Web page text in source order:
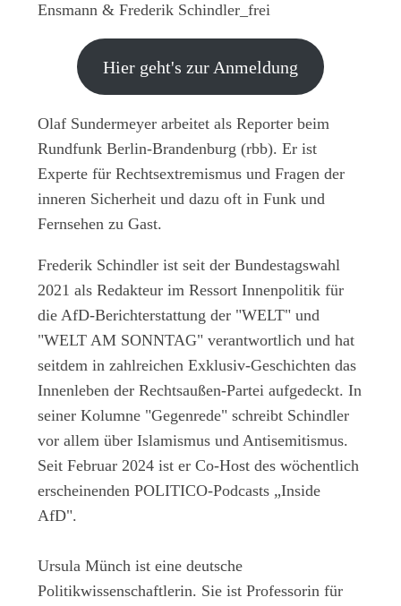
Ensmann & Frederik Schindler_frei
Hier geht's zur Anmeldung
Olaf Sundermeyer arbeitet als Reporter beim
Rundfunk Berlin-Brandenburg (rbb). Er ist
Experte für Rechtsextremismus und Fragen der
inneren Sicherheit und dazu oft in Funk und
Fernsehen zu Gast.
Frederik Schindler ist seit der Bundestagswahl
2021 als Redakteur im Ressort Innenpolitik für
die AfD-Berichterstattung der "WELT" und
"WELT AM SONNTAG" verantwortlich und hat
seitdem in zahlreichen Exklusiv-Geschichten das
Innenleben der Rechtsaußen-Partei aufgedeckt. In
seiner Kolumne "Gegenrede" schreibt Schindler
vor allem über Islamismus und Antisemitismus.
Seit Februar 2024 ist er Co-Host des wöchentlich
erscheinenden POLITICO-Podcasts „Inside
AfD".
Ursula Münch ist eine deutsche
Politikwissenschaftlerin. Sie ist Professorin für